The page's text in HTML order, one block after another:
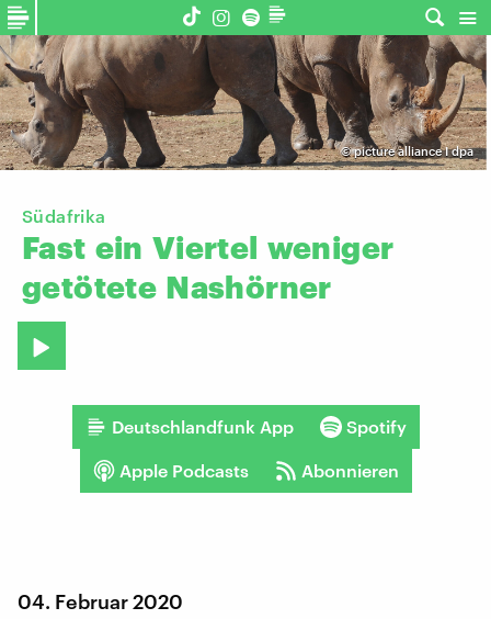
©picture alliance I dpa
Südafrika
Fast ein Viertel weniger
getötete Nashörner
Deutschlandfunk App Spotify
Apple Podcasts Abonnieren
04. Februar 2020